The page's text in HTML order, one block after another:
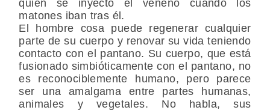
quién se inyectó el veneno cuando los
matones iban tras él.
El hombre cosa puede regenerar cualquier
parte de su cuerpo y renovar su vida teniendo
contacto con el pantano. Su cuerpo, que está
fusionado simbióticamente con el pantano, no
es reconociblemente humano, pero parece
ser una amalgama entre partes humanas,
animales y vegetales. No habla, sus